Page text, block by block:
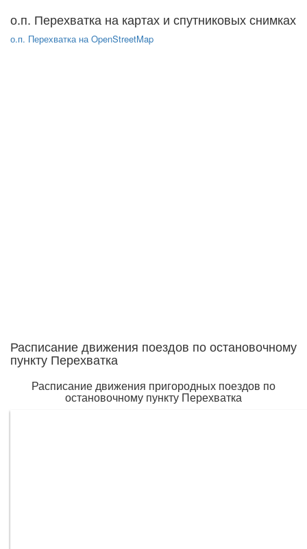
о.п. Перехватка на картах и спутниковых снимках
о.п. Перехватка на OpenStreetMap
Расписание движения поездов по остановочному
пункту Перехватка
Расписание движения пригородных поездов по
остановочному пункту Перехватка